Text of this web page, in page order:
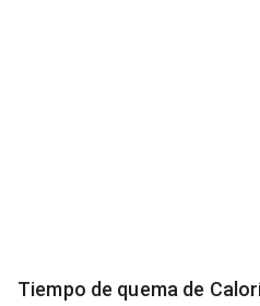
Tiempo de quema de